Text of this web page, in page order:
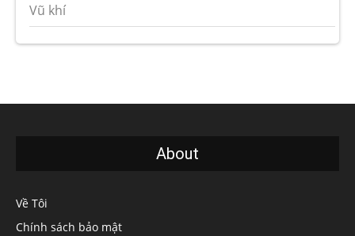
Vũ khí
About
Về Tôi
Chính sách bảo mật